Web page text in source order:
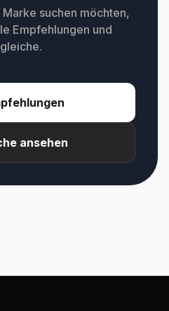
suchen möchten,
Empfehlungen und
ansehen